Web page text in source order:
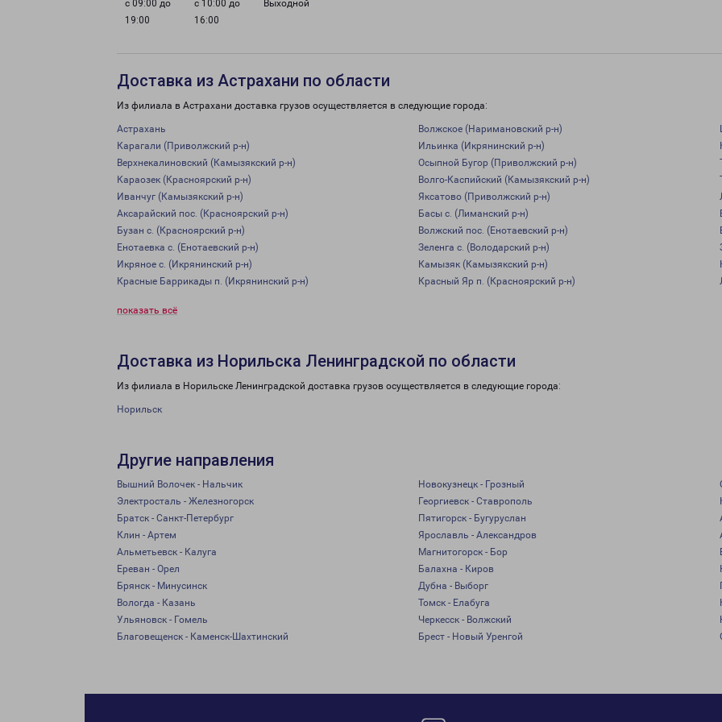
с 09:00 до
19:00
с 10:00 до
16:00
Выходной
Доставка из Астрахани по области
Из филиала в Астрахани доставка грузов осуществляется в следующие города:
Астрахань Волжское (Наримановский р-н)
Карагали (Приволжский р-н)
Ильинка (Икрянинский р-н)
Верхнекалиновский (Камызякский р-н)
Осыпной Бугор (Приволжский р-н)
Караозек (Красноярский р-н)
Волго-Каспийский (Камызякский р-н)
Иванчуг (Камызякский р-н)
Яксатово (Приволжский р-н)
Аксарайский пос. (Красноярский р-н)
Басы с. (Лиманский р-н)
Бузан с. (Красноярский р-н)
Волжский пос. (Енотаевский р-н)
Енотаевка с. (Енотаевский р-н)
Зеленга с. (Володарский р-н)
Икряное с. (Икрянинский р-н)
Камызяк (Камызякский р-н)
Красные Баррикады п. (Икрянинский р-н)
Красный Яр п. (Красноярский р-н)
показать всё
Доставка из Норильска Ленинградской по области
Из филиала в Норильске Ленинградской доставка грузов осуществляется в следующие города:
Норильск
Другие направления
Вышний Волочек - Нальчик Новокузнецк - Грозный
Электросталь - Железногорск
Георгиевск - Ставрополь
Братск - Санкт-Петербург
Пятигорск - Бугуруслан
Клин - Артем
Ярославль - Александров
Альметьевск - Калуга
Магнитогорск - Бор
Ереван - Орел
Балахна - Киров
Брянск - Минусинск
Дубна - Выборг
Вологда - Казань
Томск - Елабуга
Ульяновск - Гомель
Черкесск - Волжский
Благовещенск - Каменск-Шахтинский
Брест - Новый Уренгой